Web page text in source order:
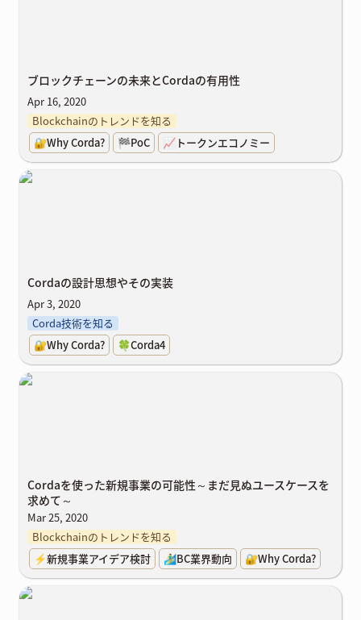
ブロックチェーンの未来とCordaの有用性
Apr 16, 2020
Blockchainのトレンドを知る
🔐Why Corda?
🏁PoC 📈トークンエコノミー
Cordaの設計思想やその実装
Cordaの設計思想やその実装
Apr 3, 2020
Corda技術を知る
🔐Why Corda?
🍀Corda4
Cordaを使った新規事業の可能性～まだ見ぬユースケースを求めて～
Cordaを使った新規事業の可能性 ～まだ見ぬユースケースを
求めて～
Mar 25, 2020
Blockchainのトレンドを知る
⚡新規事業アイデア検討
🏄‍♂️BC業界動向 🔐Why Corda?
ブロックチェーン活用の先駆者たちは、どのように課題を乗り越え